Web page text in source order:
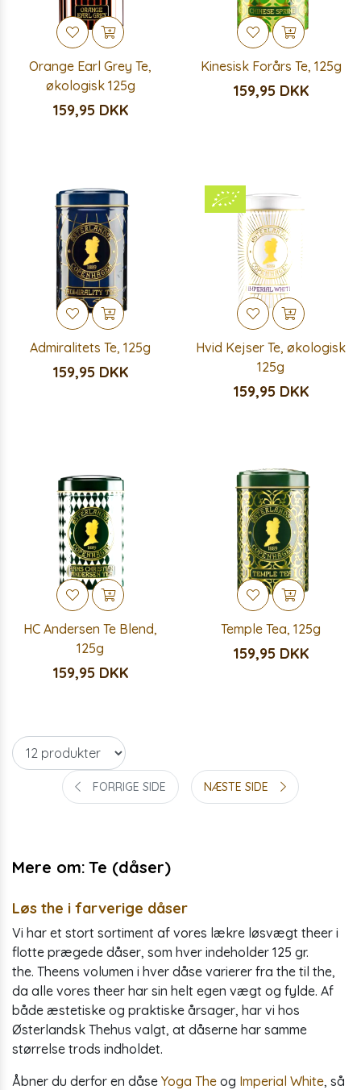
Orange Earl Grey Te,
økologisk 125g
159,95 DKK
Kinesisk Forårs Te, 125g
159,95 DKK
Admiralitets Te, 125g
159,95 DKK
Hvid Kejser Te, økologisk
125g
159,95 DKK
HC Andersen Te Blend,
125g
159,95 DKK
Temple Tea, 125g
159,95 DKK
FORRIGE SIDE NÆSTE SIDE
Mere om: Te (dåser)
Løs the i farverige dåser
Vi har et stort sortiment af vores lækre løsvægt theer i
flotte prægede dåser, som hver indeholder 125 gr.
the. Theens volumen i hver dåse varierer fra the til the,
da alle vores theer har sin helt egen vægt og fylde. Af
både æstetiske og praktiske årsager, har vi hos
Østerlandsk Thehus valgt, at dåserne har samme
størrelse trods indholdet.
Åbner du derfor en dåse Yoga The og Imperial White, så